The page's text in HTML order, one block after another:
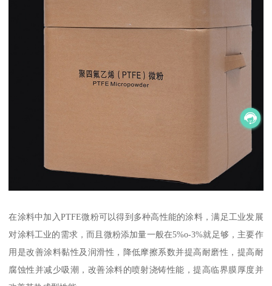
在涂料中加入PTFE微粉可以得到多种高性能的涂料，满足工业发展
对涂料工业的需求，而且微粉添加量一般在5%o-3%就足够，主要作
用是改善涂料黏性及润滑性，降低摩擦系数并提高耐磨性，提高耐
腐蚀性并减少吸潮，改善涂料的喷射浇铸性能，提高临界膜厚度并